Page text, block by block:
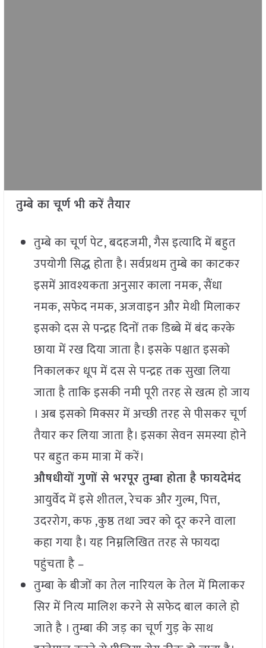
तुम्बे का चूर्ण भी करें तैयार
तुम्बे का चूर्ण पेट, बदहजमी, गैस इत्यादि में बहुत
उपयोगी सिद्ध होता है। सर्वप्रथम तुम्बे का काटकर
इसमें आवश्यकता अनुसार काला नमक, सैंधा
नमक, सफेद नमक, अजवाइन और मेथी मिलाकर
इसको दस से पन्द्रह दिनों तक डिब्बे में बंद करके
छाया में रख दिया जाता है। इसके पश्चात इसको
निकालकर धूप में दस से पन्द्रह तक सुखा लिया
जाता है ताकि इसकी नमी पूरी तरह से खत्म हो जाय
। अब इसको मिक्सर में अच्छी तरह से पीसकर चूर्ण
तैयार कर लिया जाता है। इसका सेवन समस्या होने
पर बहुत कम मात्रा में करें।
औषधीयों गुणों से भरपूर तुम्बा होता है फायदेमंद
आयुर्वेद में इसे शीतल, रेचक और गुल्म, पित्त,
उदररोग, कफ ,कुष्ठ तथा ज्वर को दूर करने वाला
कहा गया है। यह निम्नलिखित तरह से फायदा
पहुंचता है –
तुम्बा के बीजों का तेल नारियल के तेल में मिलाकर
सिर में नित्य मालिश करने से सफेद बाल काले हो
जाते है । तुम्बा की जड़ का चूर्ण गुड़ के साथ